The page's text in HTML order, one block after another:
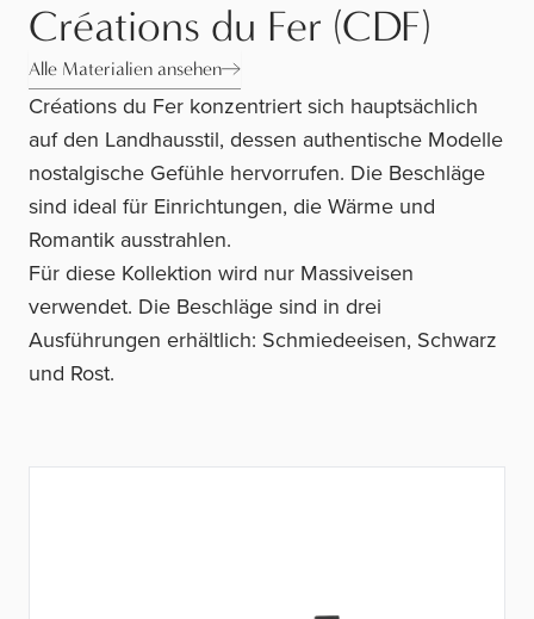
Créations du Fer (CDF)
Alle Materialien ansehen
Créations du Fer konzentriert sich hauptsächlich
auf den Landhausstil, dessen authentische Modelle
nostalgische Gefühle hervorrufen. Die Beschläge
sind ideal für Einrichtungen, die Wärme und
Romantik ausstrahlen.
Für diese Kollektion wird nur Massiveisen
verwendet. Die Beschläge sind in drei
Ausführungen erhältlich: Schmiedeeisen, Schwarz
und Rost.